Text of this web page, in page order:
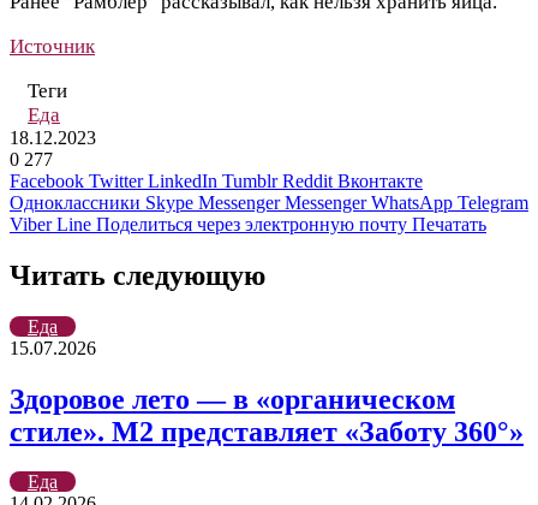
Источник
Теги
Еда
18.12.2023
0 277
Facebook Twitter LinkedIn Tumblr Reddit Вконтакте
Одноклассники Skype Messenger Messenger WhatsApp Telegram
Viber Line Поделиться через электронную почту Печатать
Читать следующую
Еда
15.07.2026
Здоровое лето — в «органическом
стиле». М2 представляет «Заботу 360°»
Еда